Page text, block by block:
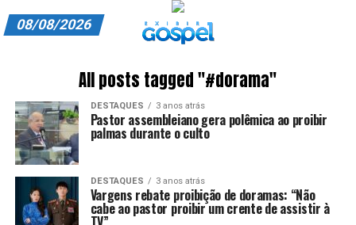
ASSINE
CARRINHO
EDITORIAL
08/08/2026
All posts tagged "#dorama"
DESTAQUES 3 anos atrás
Pastor assembleiano gera polêmica ao proibir
palmas durante o culto
DESTAQUES 3 anos atrás
Vargens rebate proibição de doramas: “Não
cabe ao pastor proibir um crente de assistir à